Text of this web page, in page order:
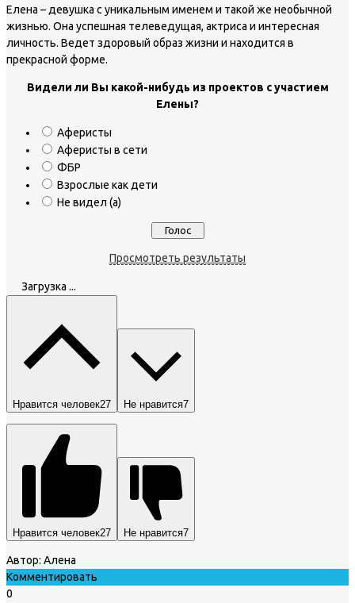
Елена – девушка с уникальным именем и такой же необычной
жизнью. Она успешная телеведущая, актриса и интересная
личность. Ведет здоровый образ жизни и находится в
прекрасной форме.
Видели ли Вы какой-нибудь из проектов с участием
Елены?
Аферисты
Аферисты в сети
ФБР
Взрослые как дети
Не видел (а)
Просмотреть результаты
Загрузка ...
Нравится человек27 Не нравится7
Нравится человек27 Не нравится7
Автор: Алена
Комментировать
0